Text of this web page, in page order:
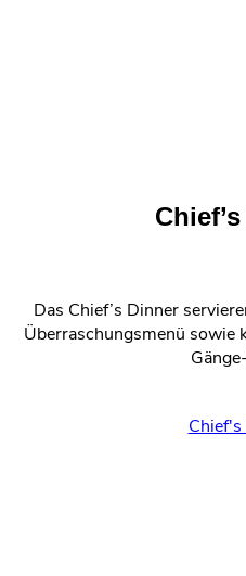
Das Chief’s Dinner
Überraschungsmenü sowie